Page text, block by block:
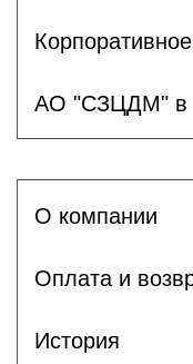
АО "СЗЦДМ" в
О компании
Оплата и
История